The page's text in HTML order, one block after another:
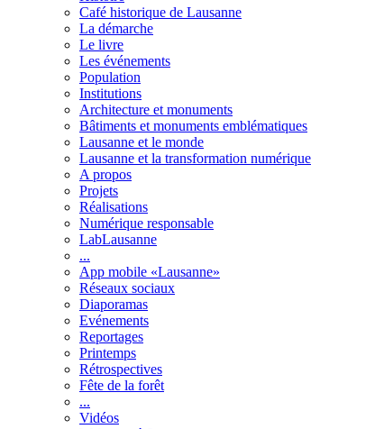
Café historique de Lausanne
La démarche
Le livre
Les événements
Population
Institutions
Architecture et monuments
Bâtiments et monuments emblématiques
Lausanne et le monde
Lausanne et la transformation numérique
A propos
Projets
Réalisations
Numérique responsable
LabLausanne
...
App mobile «Lausanne»
Réseaux sociaux
Diaporamas
Evénements
Reportages
Printemps
Rétrospectives
Fête de la forêt
...
Vidéos